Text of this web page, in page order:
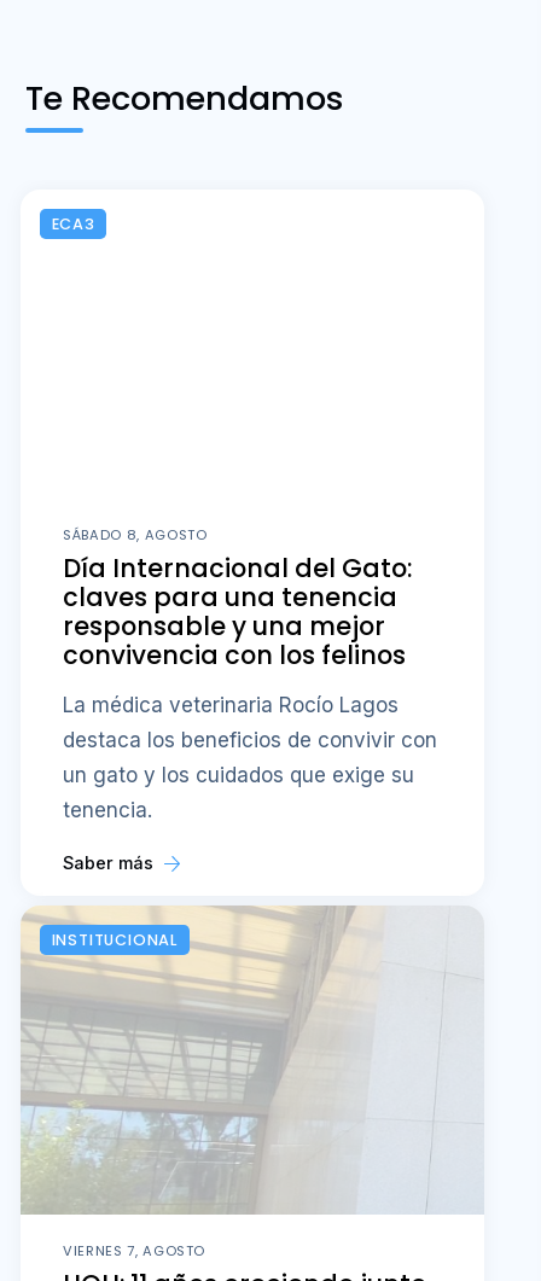
Te Recomendamos
ECA3
SÁBADO 8, AGOSTO
Día Internacional del Gato:
claves para una tenencia
responsable y una mejor
convivencia con los felinos
La médica veterinaria Rocío Lagos
destaca los beneficios de convivir con
un gato y los cuidados que exige su
tenencia.
Saber más
INSTITUCIONAL
VIERNES 7, AGOSTO